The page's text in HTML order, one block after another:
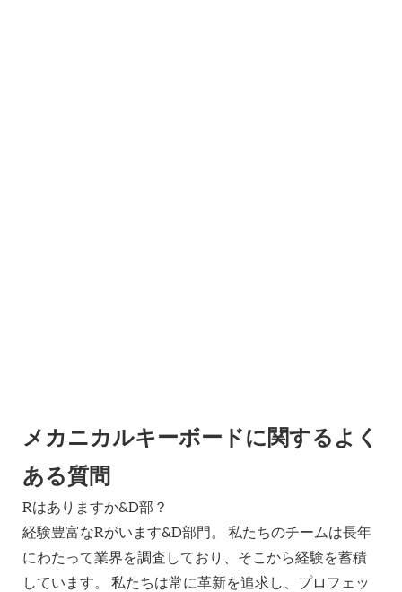
メカニカルキーボードに関するよく
ある質問
Rはありますか&D部？
経験豊富なRがいます&D部門。 私たちのチームは長年
にわたって業界を調査しており、そこから経験を蓄積
しています。 私たちは常に革新を追求し、プロフェッ